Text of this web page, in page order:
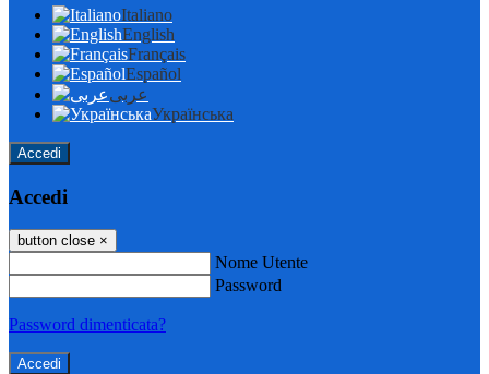
Italiano
English
Français
Español
عربى
Українська
Accedi
Accedi
button close ×
Nome Utente
Password
Password dimenticata?